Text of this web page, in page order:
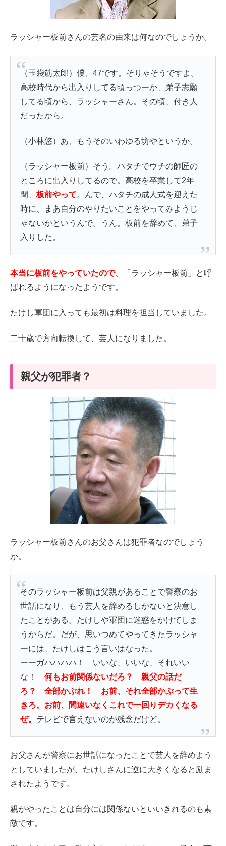
ラッシャー板前さんの芸名の由来は何なのでしょうか。
（玉袋筋太郎）僕、47です。そりゃそうですよ。
高校時代から出入りしてる頃っつーか、弟子志願
してる頃から、ラッシャーさん。その頃、付き人
だったから。
（小林悠）あ、もうそのいわゆる坊やというか。
（ラッシャー板前）そう。ハタチでウチの師匠の
ところに出入りしてるので。高校を卒業して2年
間、板前やって。んで、ハタチの成人式を迎えた
時に、まあ自分のやりたいことをやってみようじ
ゃないかというんで。うん。板前を辞めて、弟子
入りした。
本当に板前をやっていたので、「ラッシャー板前」と呼
ばれるようになったようです。
たけし軍団に入っても最初は料理を担当していました。
二十歳で方向転換して、芸人になりました。
親父が犯罪者？
ラッシャー板前さんのお父さんは犯罪者なのでしょう
か。
そのラッシャー板前は父親があることで警察のお
世話になり、もう芸人を辞めるしかないと決意し
たことがある。たけしや軍団に迷惑をかけてしま
うからだ。だが、思いつめてやってきたラッシャ
ーには、たけしはこう言いはなった。
ーーガハハハハ！ いいな、いいな、それいい
な！何もお前関係ないだろ？ 親父の話だ
ろ？ 全部かぶれ！ お前、それ全部かぶって生
きろ。お前、間違いなくこれで一回りデカくなる
ぜ。 テレビで言えないのが残念だけど。
お父さんが警察にお世話になったことで芸人を辞めよう
としていましたが、たけしさんに逆に大きくなると励ま
されたようです。
親がやったことは自分には関係ないといいきれるのも素
敵です。